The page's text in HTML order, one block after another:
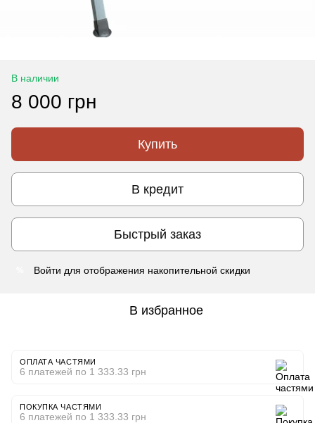
В наличии
8 000 грн
Купить
В кредит
Быстрый заказ
Войти для отображения накопительной скидки
В избранное
ОПЛАТА ЧАСТЯМИ
6 платежей по 1 333.33 грн
ПОКУПКА ЧАСТЯМИ
6 платежей по 1 333.33 грн